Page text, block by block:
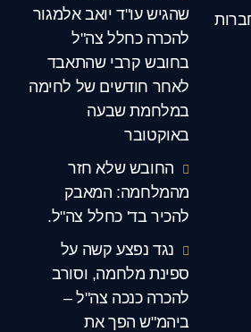
שהגיש עו"ד יואב אלמגור
להכרה כחלל צה"ל
בחובש קרבי שהתאבד
לאחר חודשים של לחימה
במלחמת שבעה
באוקטובר
החובש שלא חזר
מהמלחמה: המאבק
להכיר בד' כחלל צה"ל.
נגד נפצע קשה על
ספינת מלחמה, וסורב
להכרה כנכה צה"ל –
ביהמ"ש הפך את